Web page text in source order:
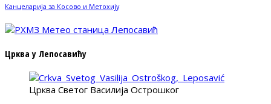
Канцеларија за Косово и Метохију
Црква у Лепосавићу
Црква Светог Василија Острошког